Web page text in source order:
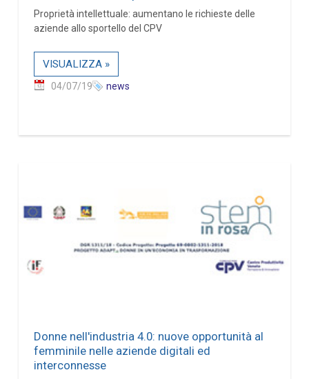
Proprietà intellettuale: aumentano le richieste delle
aziende allo sportello del CPV
VISUALIZZA »
04/07/19 news
Donne nell'industria 4.0: nuove opportunità al
femminile nelle aziende digitali ed
interconnesse